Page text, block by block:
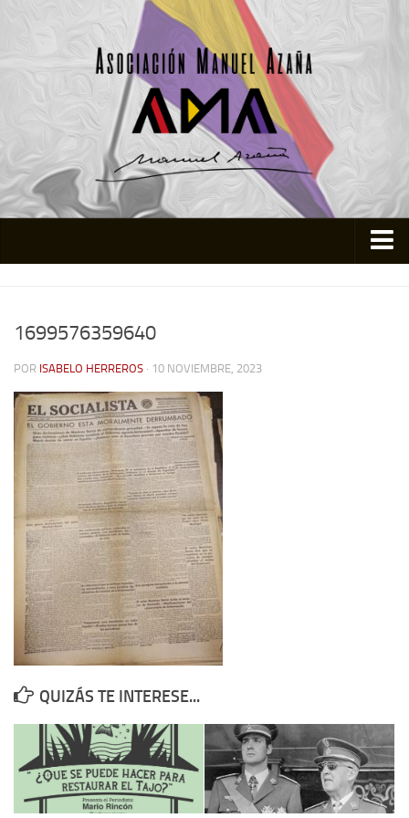
Actividades
Colabora
Contacto
Memoria Histórica
Investigación previa de la represión en Talavera de la Reina (1937-
1947).
Informe Represión en Toledo 1936-1947 | Buscador
Informe de la fosa de abril de 1939 de Tembleque
Enciclopedia Republicana
Militantes históricos IR
Izquierda Republicana. Agrupaciones y Militantes (1934-1939)
Izquierda Republicana. Navarra
Izquierda Republicana. Galicia
Textos esenciales del republicanismo
1699576359640
POR ISABELO HERREROS · 10 NOVIEMBRE, 2023
QUIZÁS TE INTERESE...